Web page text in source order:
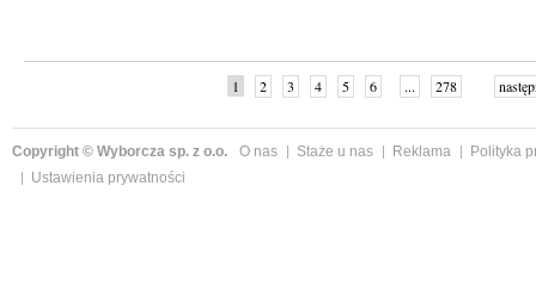
1 2 3 4 5 6 ... 278
Copyright © Wyborcza sp. z o.o. O nas Staże u nas Reklama
Polityka
Ustawienia prywatności